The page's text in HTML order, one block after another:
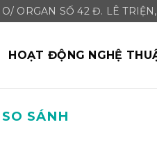
ORGAN SỐ 42 Đ. LÊ
HOẠT ĐỘNG NGHỆ
SO SÁNH